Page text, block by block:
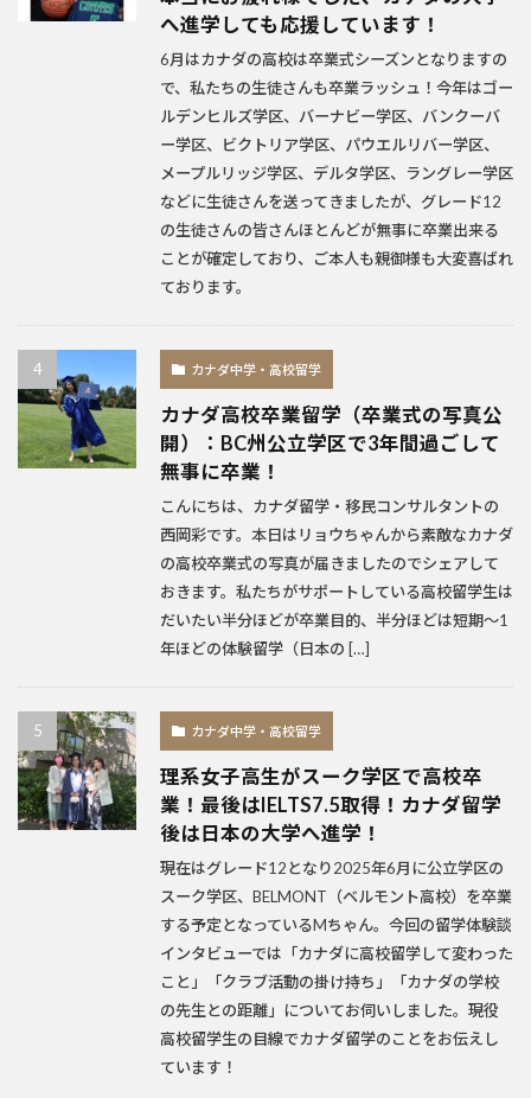
へ進学しても応援しています！
6月はカナダの高校は卒業式シーズンとなりますの
で、私たちの生徒さんも卒業ラッシュ！今年はゴー
ルデンヒルズ学区、バーナビー学区、バンクーバ
ー学区、ビクトリア学区、パウエルリバー学区、
メープルリッジ学区、デルタ学区、ラングレー学区
などに生徒さんを送ってきましたが、グレード12
の生徒さんの皆さんほとんどが無事に卒業出来る
ことが確定しており、ご本人も親御様も大変喜ばれ
ております。
カナダ中学・高校留学
カナダ高校卒業留学（卒業式の写真公
開）：BC州公立学区で3年間過ごして
無事に卒業！
こんにちは、カナダ留学・移民コンサルタントの
西岡彩です。本日はリョウちゃんから素敵なカナダ
の高校卒業式の写真が届きましたのでシェアして
おきます。私たちがサポートしている高校留学生は
だいたい半分ほどが卒業目的、半分ほどは短期～1
年ほどの体験留学（日本の […]
カナダ中学・高校留学
理系女子高生がスーク学区で高校卒
業！最後はIELTS7.5取得！カナダ留学
後は日本の大学へ進学！
現在はグレード12となり2025年6月に公立学区の
スーク学区、BELMONT（ベルモント高校）を卒業
する予定となっているMちゃん。今回の留学体験談
インタビューでは「カナダに高校留学して変わった
こと」「クラブ活動の掛け持ち」「カナダの学校
の先生との距離」についてお伺いしました。現役
高校留学生の目線でカナダ留学のことをお伝えし
ています！